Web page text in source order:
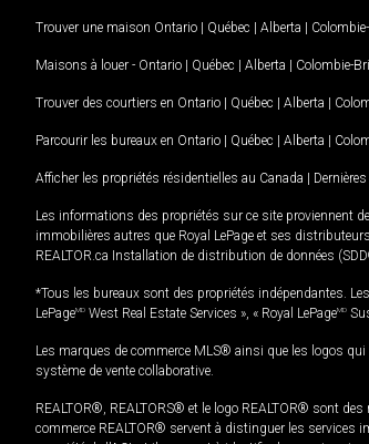
Trouver une maison Ontario Québec Alberta
Maisons à louer - Ontario Québec Alberta Colombie-
Trouver des courtiers en Ontario Québec Alberta
Parcourir les bureaux en Ontario Québec Alberta
Afficher les propriétés résidentielles au Canada
Les informations des propriétés sur ce site proviennent
immobilières autres que Royal LePage et ses
REALTOR.ca Installation de distribution de données
*Tous les bureaux sont des propriétés indépendantes.
LePageMD West Real Estate Services », « Royal LePageMD
Les marques de commerce MLS® ainsi que les logos
système de vente collaborative.
REALTOR®, REALTORS® et le logo REALTOR® sont
commerce REALTOR® servent à distinguer les